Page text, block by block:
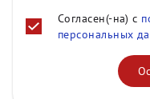
Согласен(-на) с
персональных